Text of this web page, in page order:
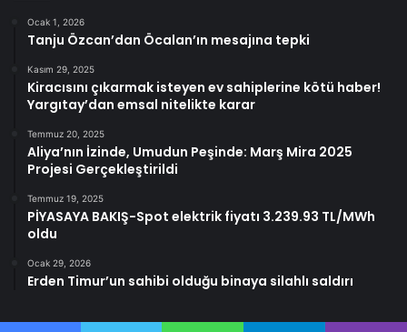
Ocak 1, 2026
Tanju Özcan’dan Öcalan’ın mesajına tepki
Kasım 29, 2025
Kiracısını çıkarmak isteyen ev sahiplerine kötü haber!
Yargıtay’dan emsal nitelikte karar
Temmuz 20, 2025
Aliya’nın İzinde, Umudun Peşinde: Marş Mira 2025
Projesi Gerçekleştirildi
Temmuz 19, 2025
PİYASAYA BAKIŞ-Spot elektrik fiyatı 3.239.93 TL/MWh
oldu
Ocak 29, 2026
Erden Timur’un sahibi olduğu binaya silahlı saldırı